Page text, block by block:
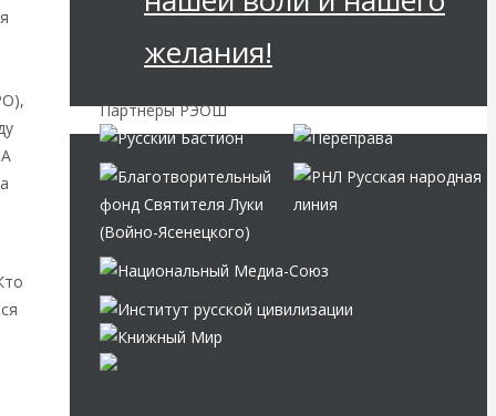
желания!
Партнёры РЭОШ